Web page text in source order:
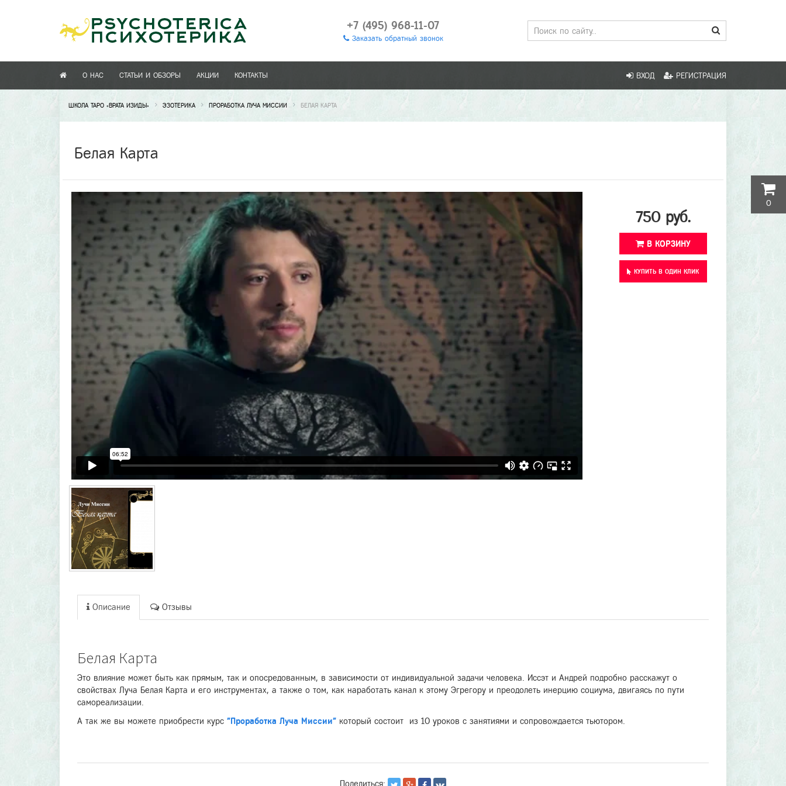
+7 (495) 968-11-07
Заказать обратный звонок
О НАС СТАТЬИ И ОБЗОРЫ АКЦИИ КОНТАКТЫ ВХОД РЕГИСТРАЦИЯ
ШКОЛА ТАРО «ВРАТА ИЗИДЫ» ЭЗОТЕРИКА ПРОРАБОТКА ЛУЧА МИССИИ БЕЛАЯ КАРТА
Белая Карта
750 руб.
В КОРЗИНУ
КУПИТЬ В ОДИН КЛИК
Описание Отзывы
Белая Карта
Это влияние может быть как прямым, так и опосредованным, в зависимости от индивидуальной задачи человека. Иссэт и Андрей подробно расскажут о
свойствах Луча Белая Карта и его инструментах, а также о том, как наработать канал к этому Эгрегору и преодолеть инерцию социума, двигаясь по пути
самореализации.
А так же вы можете приобрести курс "Проработка Луча Миссии" который состоит из 10 уроков с занятиями и сопровождается тьютором.
Поделиться:
0